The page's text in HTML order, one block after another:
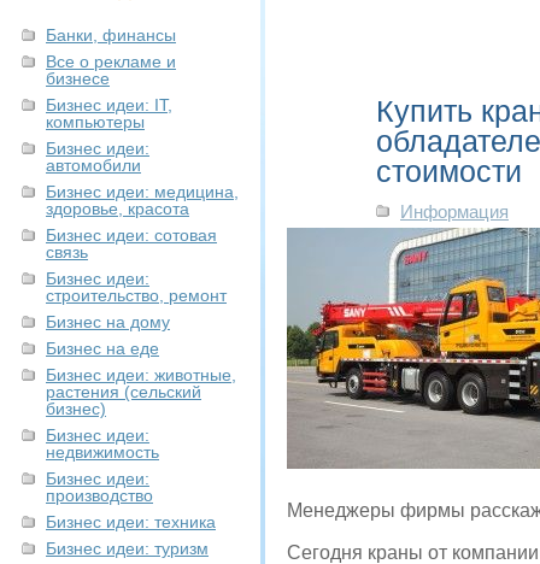
Банки, финансы
Все о рекламе и
бизнесе
Бизнес идеи: IT,
компьютеры
Бизнес идеи:
автомобили
Бизнес идеи: медицина,
здоровье, красота
Бизнес идеи: сотовая
связь
Бизнес идеи:
строительство, ремонт
Бизнес на дому
Бизнес на еде
Бизнес идеи: животные,
растения (сельский
бизнес)
Бизнес идеи:
недвижимость
Бизнес идеи:
производство
Бизнес идеи: техника
Бизнес идеи: туризм
Купить
стоимости
Информация
Менеджеры фирмы
Сегодня краны от